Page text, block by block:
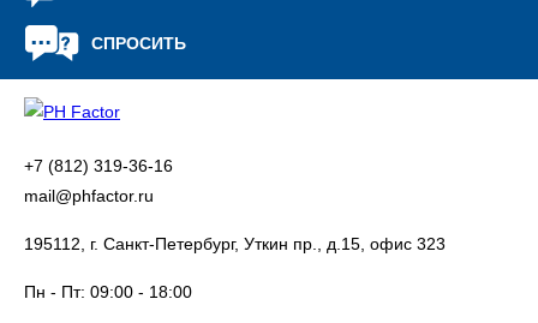
СПРОСИТЬ
+7 (812) 319-36-16
mail@phfactor.ru
195112, г. Санкт-Петербург, Уткин пр., д.15, офис 323
Пн - Пт: 09:00 - 18:00